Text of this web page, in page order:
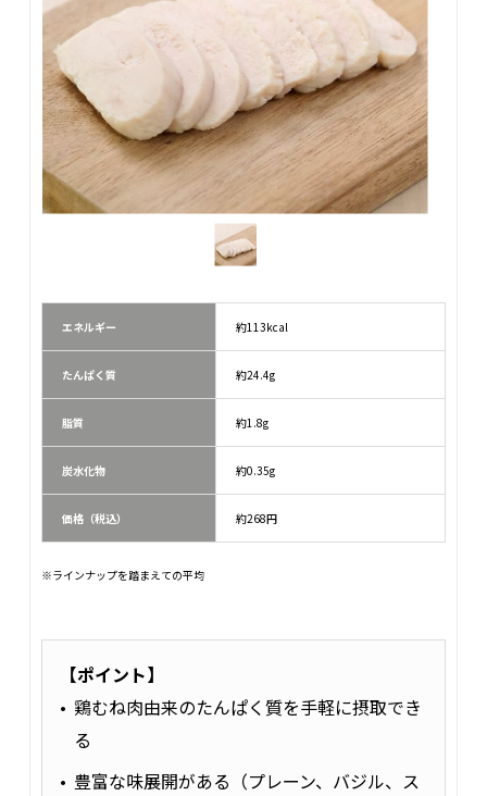
エネルギー 約113kcal
たんぱく質 約24.4g
脂質 約1.8g
炭水化物 約0.35g
価格（税込） 約268円
※ラインナップを踏まえての平均
【ポイント】
鶏むね肉由来のたんぱく質を手軽に摂取でき
る
豊富な味展開がある（プレーン、バジル、ス